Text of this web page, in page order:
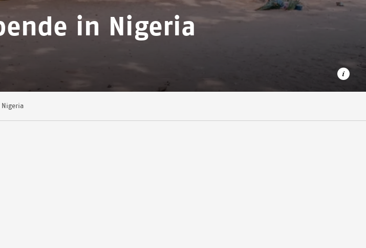
in Nigeria